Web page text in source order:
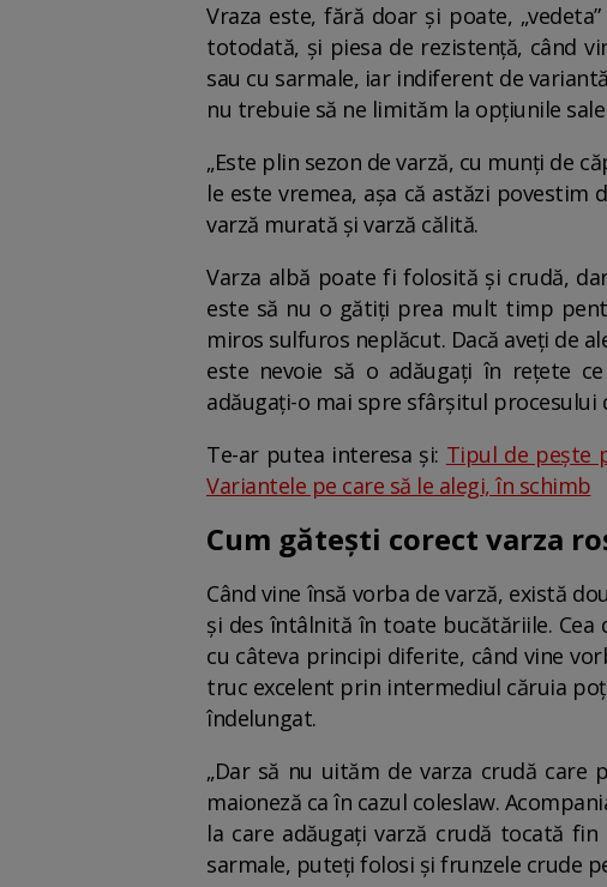
Vraza este, fără doar și poate,
totodată, și piesa de rezistență, când
sau cu sarmale, iar indiferent de
nu trebuie să ne limităm la opțiunile
„Este plin sezon de varză, cu munți de
le este vremea, așa că astăzi
varză murată și varză călită.
Varza albă poate fi folosită și crudă,
este să nu o gătiți prea mult timp
miros sulfuros neplăcut. Dacă aveți de
este nevoie să o adăugați în rețete
adăugați-o mai spre sfârșitul procesului
Te-ar putea interesa și: Tipul de pește
Variantele pe care să le alegi, în schimb
Cum gătești corect varza
Când vine însă vorba de varză, există
și des întâlnită în toate bucătăriile.
cu câteva principi diferite, când vine
truc excelent prin intermediul căruia
îndelungat.
„Dar să nu uităm de varza crudă
maioneză ca în cazul coleslaw.
la care adăugați varză crudă tocată
sarmale, puteți folosi și frunzele crude